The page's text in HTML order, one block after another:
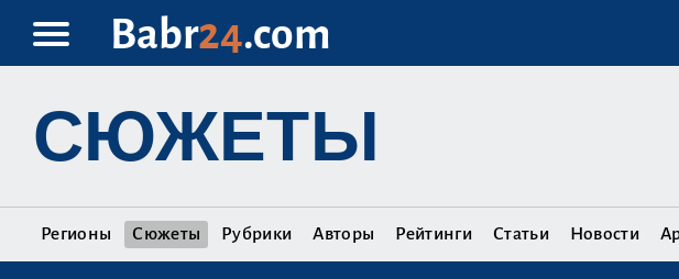
Babr24.com
СЮЖЕТЫ
Регионы Сюжеты Рубрики Авторы Рейтинги Статьи Новости